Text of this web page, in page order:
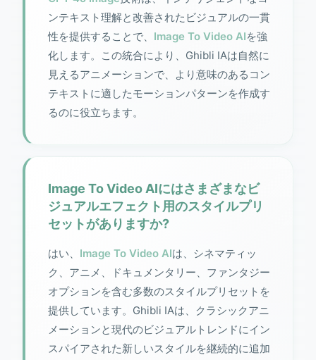
ンテキスト理解と改善されたビジュアルの一貫
性を提供することで、 Image To Video AIを強
化します。この統合により、Ghibli IAは自然に
見えるアニメーションで、より意味のあるコン
テキストに適したモーションパターンを作成す
るのに役立ちます。
Image To Video AIにはさまざまなビ
ジュアルエフェクト用のスタイルプリ
セットがありますか?
はい、 Image To Video AIは、シネマティッ
ク、アニメ、ドキュメンタリー、ファンタジー
オプションを含む多数のスタイルプリセットを
提供しています。Ghibli IAは、クラシックアニ
メーションと現代のビジュアルトレンドにイン
スパイアされた新しいスタイルを継続的に追加